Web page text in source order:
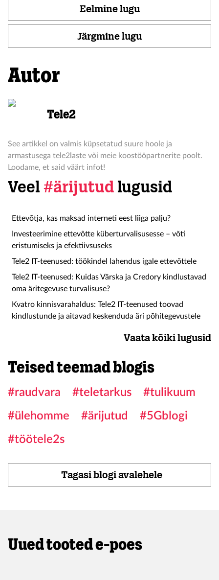
Eelmine lugu
Järgmine lugu
Autor
Tele2
See artikkel on valmis küpsetatud suure hoole ja
armastusega tele2laste või meie koostööpartnerite poolt.
Loodame, et said väärt infot!
Veel #ärijutud lugusid
Ettevõtja, kas maksad interneti eest liiga palju?
Investeerimine ettevõtte küberturvalisusesse – võti
eristumiseks ja efektiivsuseks
Tele2 IT-teenused: töökindel lahendus igale ettevõttele
Tele2 IT-teenused: Kuidas Värska ja Credory kindlustavad
oma äritegevuse turvalisuse?
Kvatro kinnisvarahaldus: Tele2 IT-teenused toovad
kindlustunde ja aitavad keskenduda äri põhitegevustele
Vaata kõiki lugusid
Teised teemad blogis
#raudvara #teletarkus
#tulikuum
#ülehomme
#ärijutud
#5Gblogi
#töötele2s
Tagasi blogi avalehele
Uued tooted e-poes